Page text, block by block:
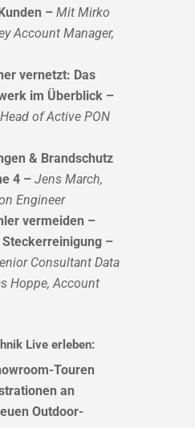
– Mit Mirko
Account Manager,
vernetzt: Das
im Überblick –
of Active PON
& Brandschutz
4 – Jens March,
Engineer
vermeiden –
–
Consultant Data
Hoppe, Account
Live erleben:
Touren
an
Outdoor-